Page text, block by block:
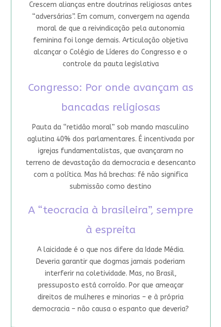
Crescem alianças entre doutrinas religiosas antes
“adversárias”. Em comum, convergem na agenda
moral de que a reivindicação pela autonomia
feminina foi longe demais. Articulação objetiva
alcançar o Colégio de Líderes do Congresso e o
controle da pauta legislativa
Congresso: Por onde avançam as
bancadas religiosas
Pauta da “retidão moral” sob mando masculino
aglutina 40% dos parlamentares. É incentivada por
igrejas fundamentalistas, que avançaram no
terreno de devastação da democracia e desencanto
com a política. Mas há brechas: fé não significa
submissão como destino
A “teocracia à brasileira”, sempre
à espreita
A laicidade é o que nos difere da Idade Média.
Deveria garantir que dogmas jamais poderiam
interferir na coletividade. Mas, no Brasil,
pressuposto está corroído. Por que ameaçar
direitos de mulheres e minorias – e à própria
democracia – não causa o espanto que deveria?